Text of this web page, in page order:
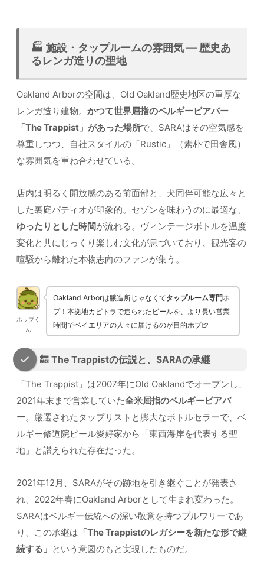
🏭 施設・タップルームの雰囲気 — 歴史あ
るレンガ造りの聖地
Oakland Arborの空間は、Old Oakland歴史地区の重厚な
レンガ造り建物。 かつて世界屈指のベルギービアバー
「The Trappist」があった場所で、SARAはその空気感を
尊重しつつ、自社スタイルの「Rustic」（素朴で田舎風）
な雰囲気を重ね合わせている。
店内は明るく開放感のある前面部と、犬同伴可能な広々と
した裏庭パティオが印象的。セゾンを味わうのに最適な、
ゆったりとした時間が流れる。ヴィンテージボトルを温度
変化と共にじっくり楽しむ文化が息づいており、観光客の
喧騒から離れた本物志向のファンが集う。
ホップく
ん
Oakland Arborは醸造所じゃなくてタップルーム専門 ホ
プ！本拠地カピトラで造られたビールを、より長い営業
時間でベイエリアの人々に届けるのが目的ホプ🍺
🔙 The Trappistの伝説と、SARAの承継
「The Trappist」は2007年にOld Oaklandでオープンし、
2021年末まで営業していた全米屈指のベルギービアバ
ー。厳選されたタップリストと膨大なボトルセラーで、ベ
ルギー修道院ビール愛好家から「東西海岸を代表する聖
地」と讃えられた存在だった。
2021年12月、SARAがその跡地を引き継ぐことが発表さ
れ、2022年春にOakland Arborとして生まれ変わった。
SARAはベルギー伝統への深い敬意を持つブルワリーであ
り、この承継は 「The Trappistのレガシーを新たな形で継
続する」 という意図のもと実現したものだ。